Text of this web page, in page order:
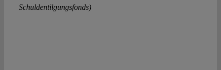
Schuldentilgungsfonds)